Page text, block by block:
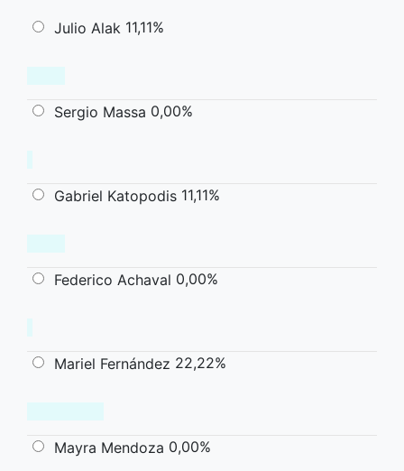
Julio Alak 11,11%
Sergio Massa 0,00%
Gabriel Katopodis 11,11%
Federico Achaval 0,00%
Mariel Fernández 22,22%
Mayra Mendoza 0,00%